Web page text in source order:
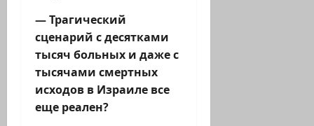
— Трагический
сценарий с десятками
тысяч больных и даже с
тысячами смертных
исходов в Израиле все
еще реален?